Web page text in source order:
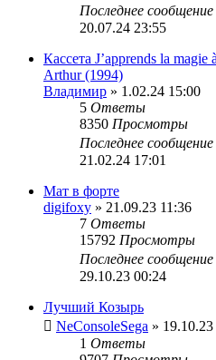
Последнее сообщение
20.07.24 23:55
Кассета J’apprends la
Arthur (1994)
Владимир » 1.02.24 15:00
5 Ответы
8350 Просмотры
Последнее сообщение
21.02.24 17:01
Мат в форте
digifoxy » 21.09.23 11:36
7 Ответы
15792 Просмотры
Последнее сообщение
29.10.23 00:24
Лучший Козырь
NeConsoleSega » 19.10.23
1 Ответы